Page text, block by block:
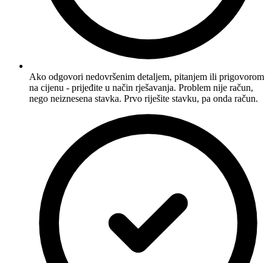
Ako odgovori nedovršenim detaljem, pitanjem ili prigovorom
na cijenu - prijeđite u način rješavanja. Problem nije račun,
nego neiznesena stavka. Prvo riješite stavku, pa onda račun.